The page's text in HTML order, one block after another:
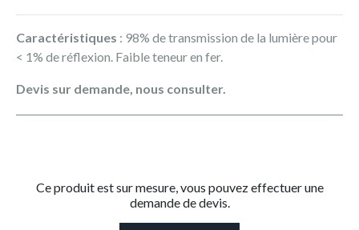
Caractéristiques : 98% de transmission de la lumière pour
< 1% de réflexion. Faible teneur en fer.
Devis sur demande, nous consulter.
Ce produit est sur mesure, vous pouvez effectuer une
demande de devis.